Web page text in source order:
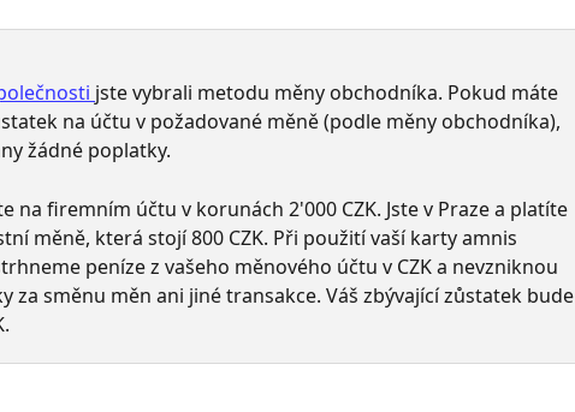
jste vybrali metodu měny obchodníka. Pokud máte
na účtu v požadované měně (podle měny obchodníka),
žádné poplatky.
na firemním účtu v korunách 2'000 CZK. Jste v Praze a platíte
měně, která stojí 800 CZK. Při použití vaší karty amnis
peníze z vašeho měnového účtu v CZK a nevzniknou
za směnu měn ani jiné transakce. Váš zbývající zůstatek bude